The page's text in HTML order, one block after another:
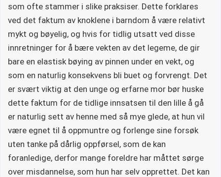
som ofte stammer i slike praksiser. Dette forklares
ved det faktum av knoklene i barndom å være relativt
mykt og bøyelig, og hvis for tidlig utsatt ved disse
innretninger for å bære vekten av det legeme, de gir
bare en elastisk bøying av pinnen under en vekt, og
som en naturlig konsekvens bli buet og forvrengt. Det
er svært viktig at den unge og erfarne mor bør huske
dette faktum for de tidlige innsatsen til den lille å gå
er naturlig sett av henne med så mye glede, at hun vil
være egnet til å oppmuntre og forlenge sine forsøk
uten tanke på dårlig oppførsel, som de kan
foranledige, derfor mange foreldre har måttet sørge
over misdannelse, som hun har selv opprettet. Det kan